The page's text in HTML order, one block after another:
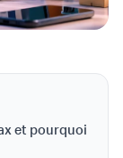
et pourquoi